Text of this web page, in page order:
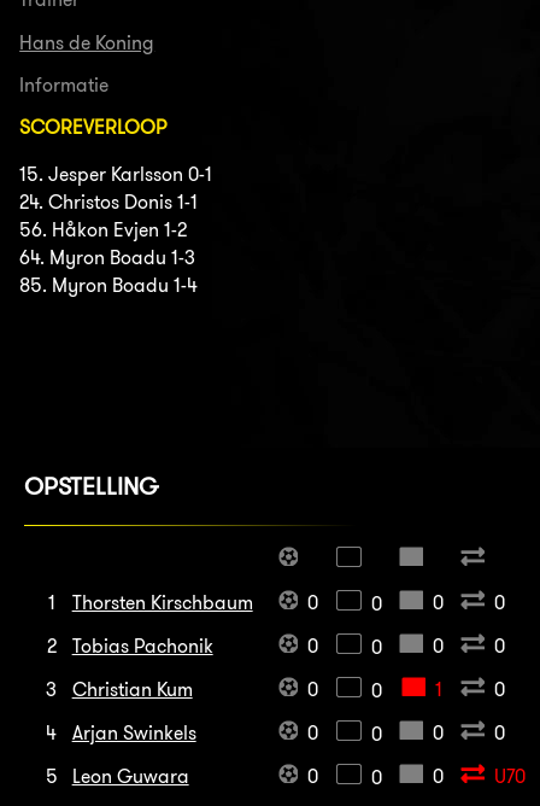
Hans de Koning
Informatie
SCOREVERLOOP
15. Jesper Karlsson 0-1
24. Christos Donis 1-1
56. Håkon Evjen 1-2
64. Myron Boadu 1-3
85. Myron Boadu 1-4
OPSTELLING
1 Thorsten Kirschbaum 0 0 0
0
2
Tobias Pachonik 0 0 0
0
3
Christian Kum 0 0 1
0
4
Arjan Swinkels 0 0 0
0
5
Leon Guwara 0 0 0
U70